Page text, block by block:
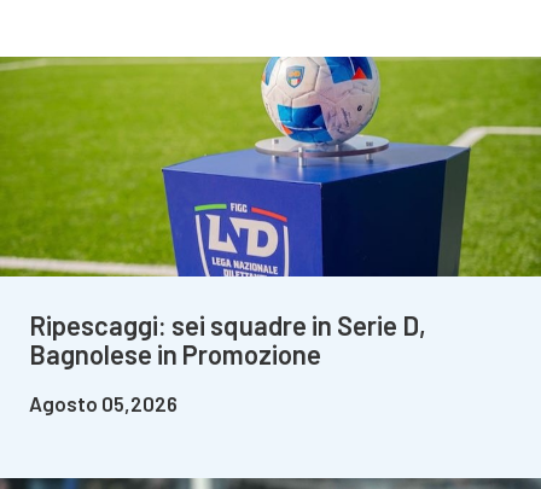
Ripescaggi: sei squadre in Serie D,
Bagnolese in Promozione
Agosto 05,2026